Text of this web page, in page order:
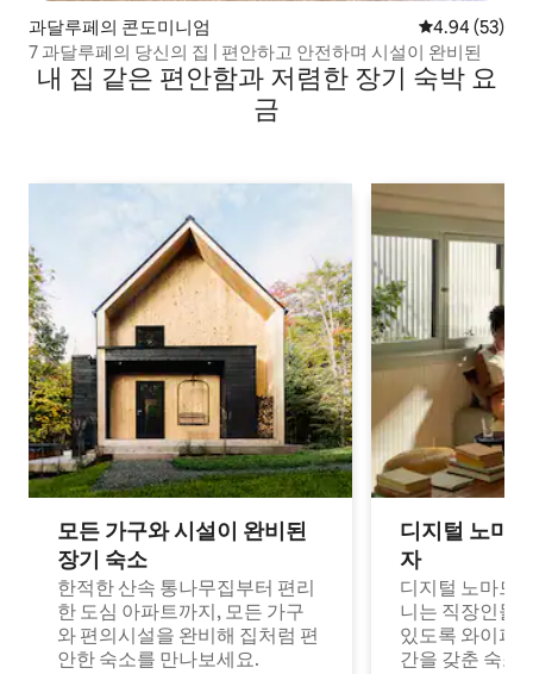
과달루페의 콘도미니엄 평점 4.94점(5
4.94 (53)
7 과달루페의 당신의 집 | 편안하고 안전하며 시설이 완비된
내 집 같은 편안함과 저렴한 장기 숙박 요
금
모든 가구와 시설이 완비된
장기 숙소
한적한 산속 통나무집부터 편리
한 도심 아파트까지, 모든 가구
와 편의시설을 완비해 집처럼 편
안한 숙소를 만나보세요.
디지털 노마
자
디지털 노마드
니는 직장인들
있도록 와이파
간을 갖춘 숙소